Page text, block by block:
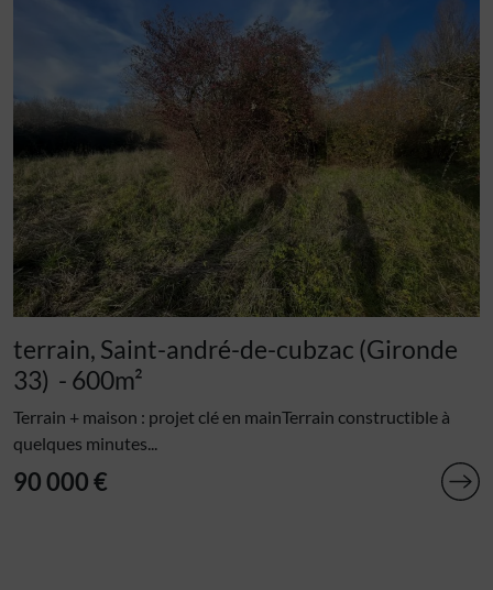
terrain, Saint-andré-de-cubzac (Gironde
33) - 600m²
Terrain + maison : projet clé en mainTerrain constructible à
quelques minutes...
90 000 €